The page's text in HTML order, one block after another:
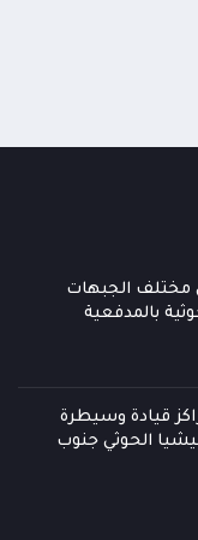
مختلف الجبهات
بالمدفعية
قيادة وسيطرة
الحوثي جنوب